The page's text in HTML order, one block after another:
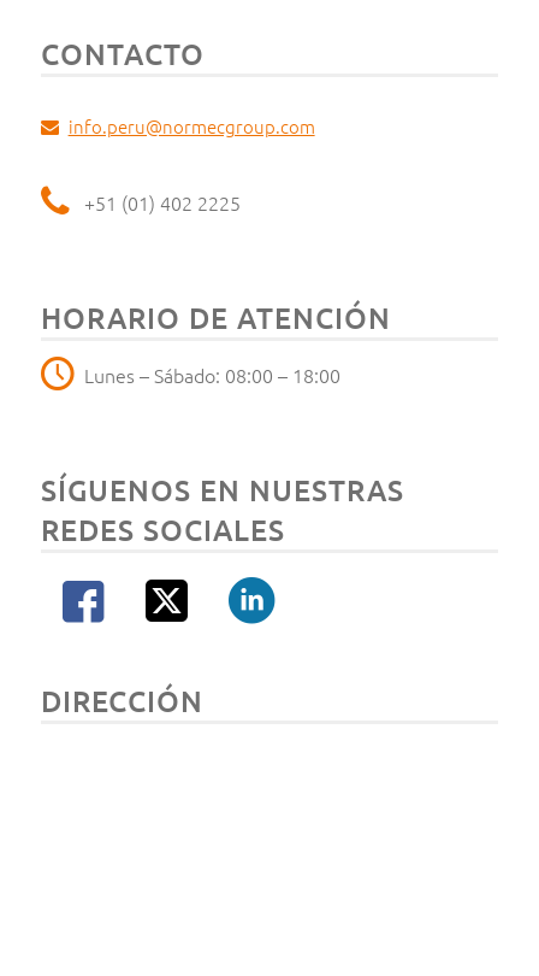
CONTACTO
info.peru@normecgroup.com
+51 (01) 402 2225
HORARIO DE ATENCIÓN
Lunes – Sábado: 08:00 – 18:00
SÍGUENOS EN NUESTRAS
REDES SOCIALES
DIRECCIÓN